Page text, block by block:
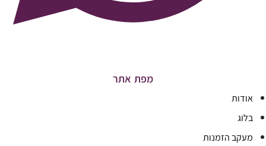
מפת אתר
אודות
בלוג
מעקב הזמנות